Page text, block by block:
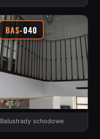
BAS-040
Balustrady schodowe